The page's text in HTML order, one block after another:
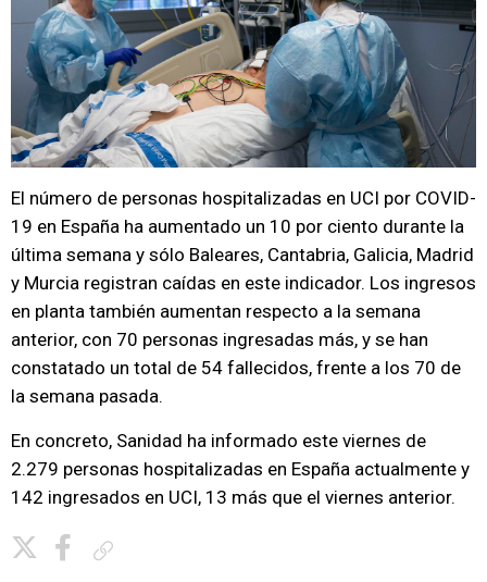
El número de personas hospitalizadas en UCI por COVID-
19 en España ha aumentado un 10 por ciento durante la
última semana y sólo Baleares, Cantabria, Galicia, Madrid
y Murcia registran caídas en este indicador. Los ingresos
en planta también aumentan respecto a la semana
anterior, con 70 personas ingresadas más, y se han
constatado un total de 54 fallecidos, frente a los 70 de
la semana pasada.
En concreto, Sanidad ha informado este viernes de
2.279 personas hospitalizadas en España actualmente y
142 ingresados en UCI, 13 más que el viernes anterior.